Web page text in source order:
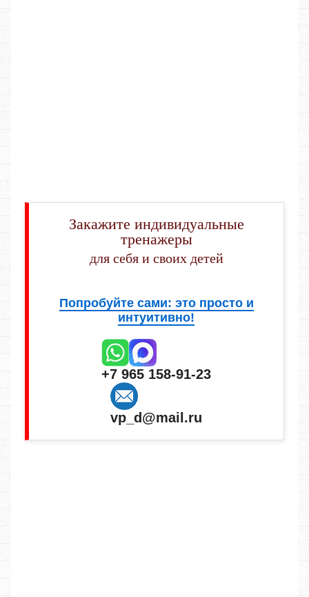
Закажите индивидуальные
тренажеры
для себя и своих детей
Попробуйте сами: это просто и
интуитивно!
+7 965 158-91-23
vp_d@mail.ru